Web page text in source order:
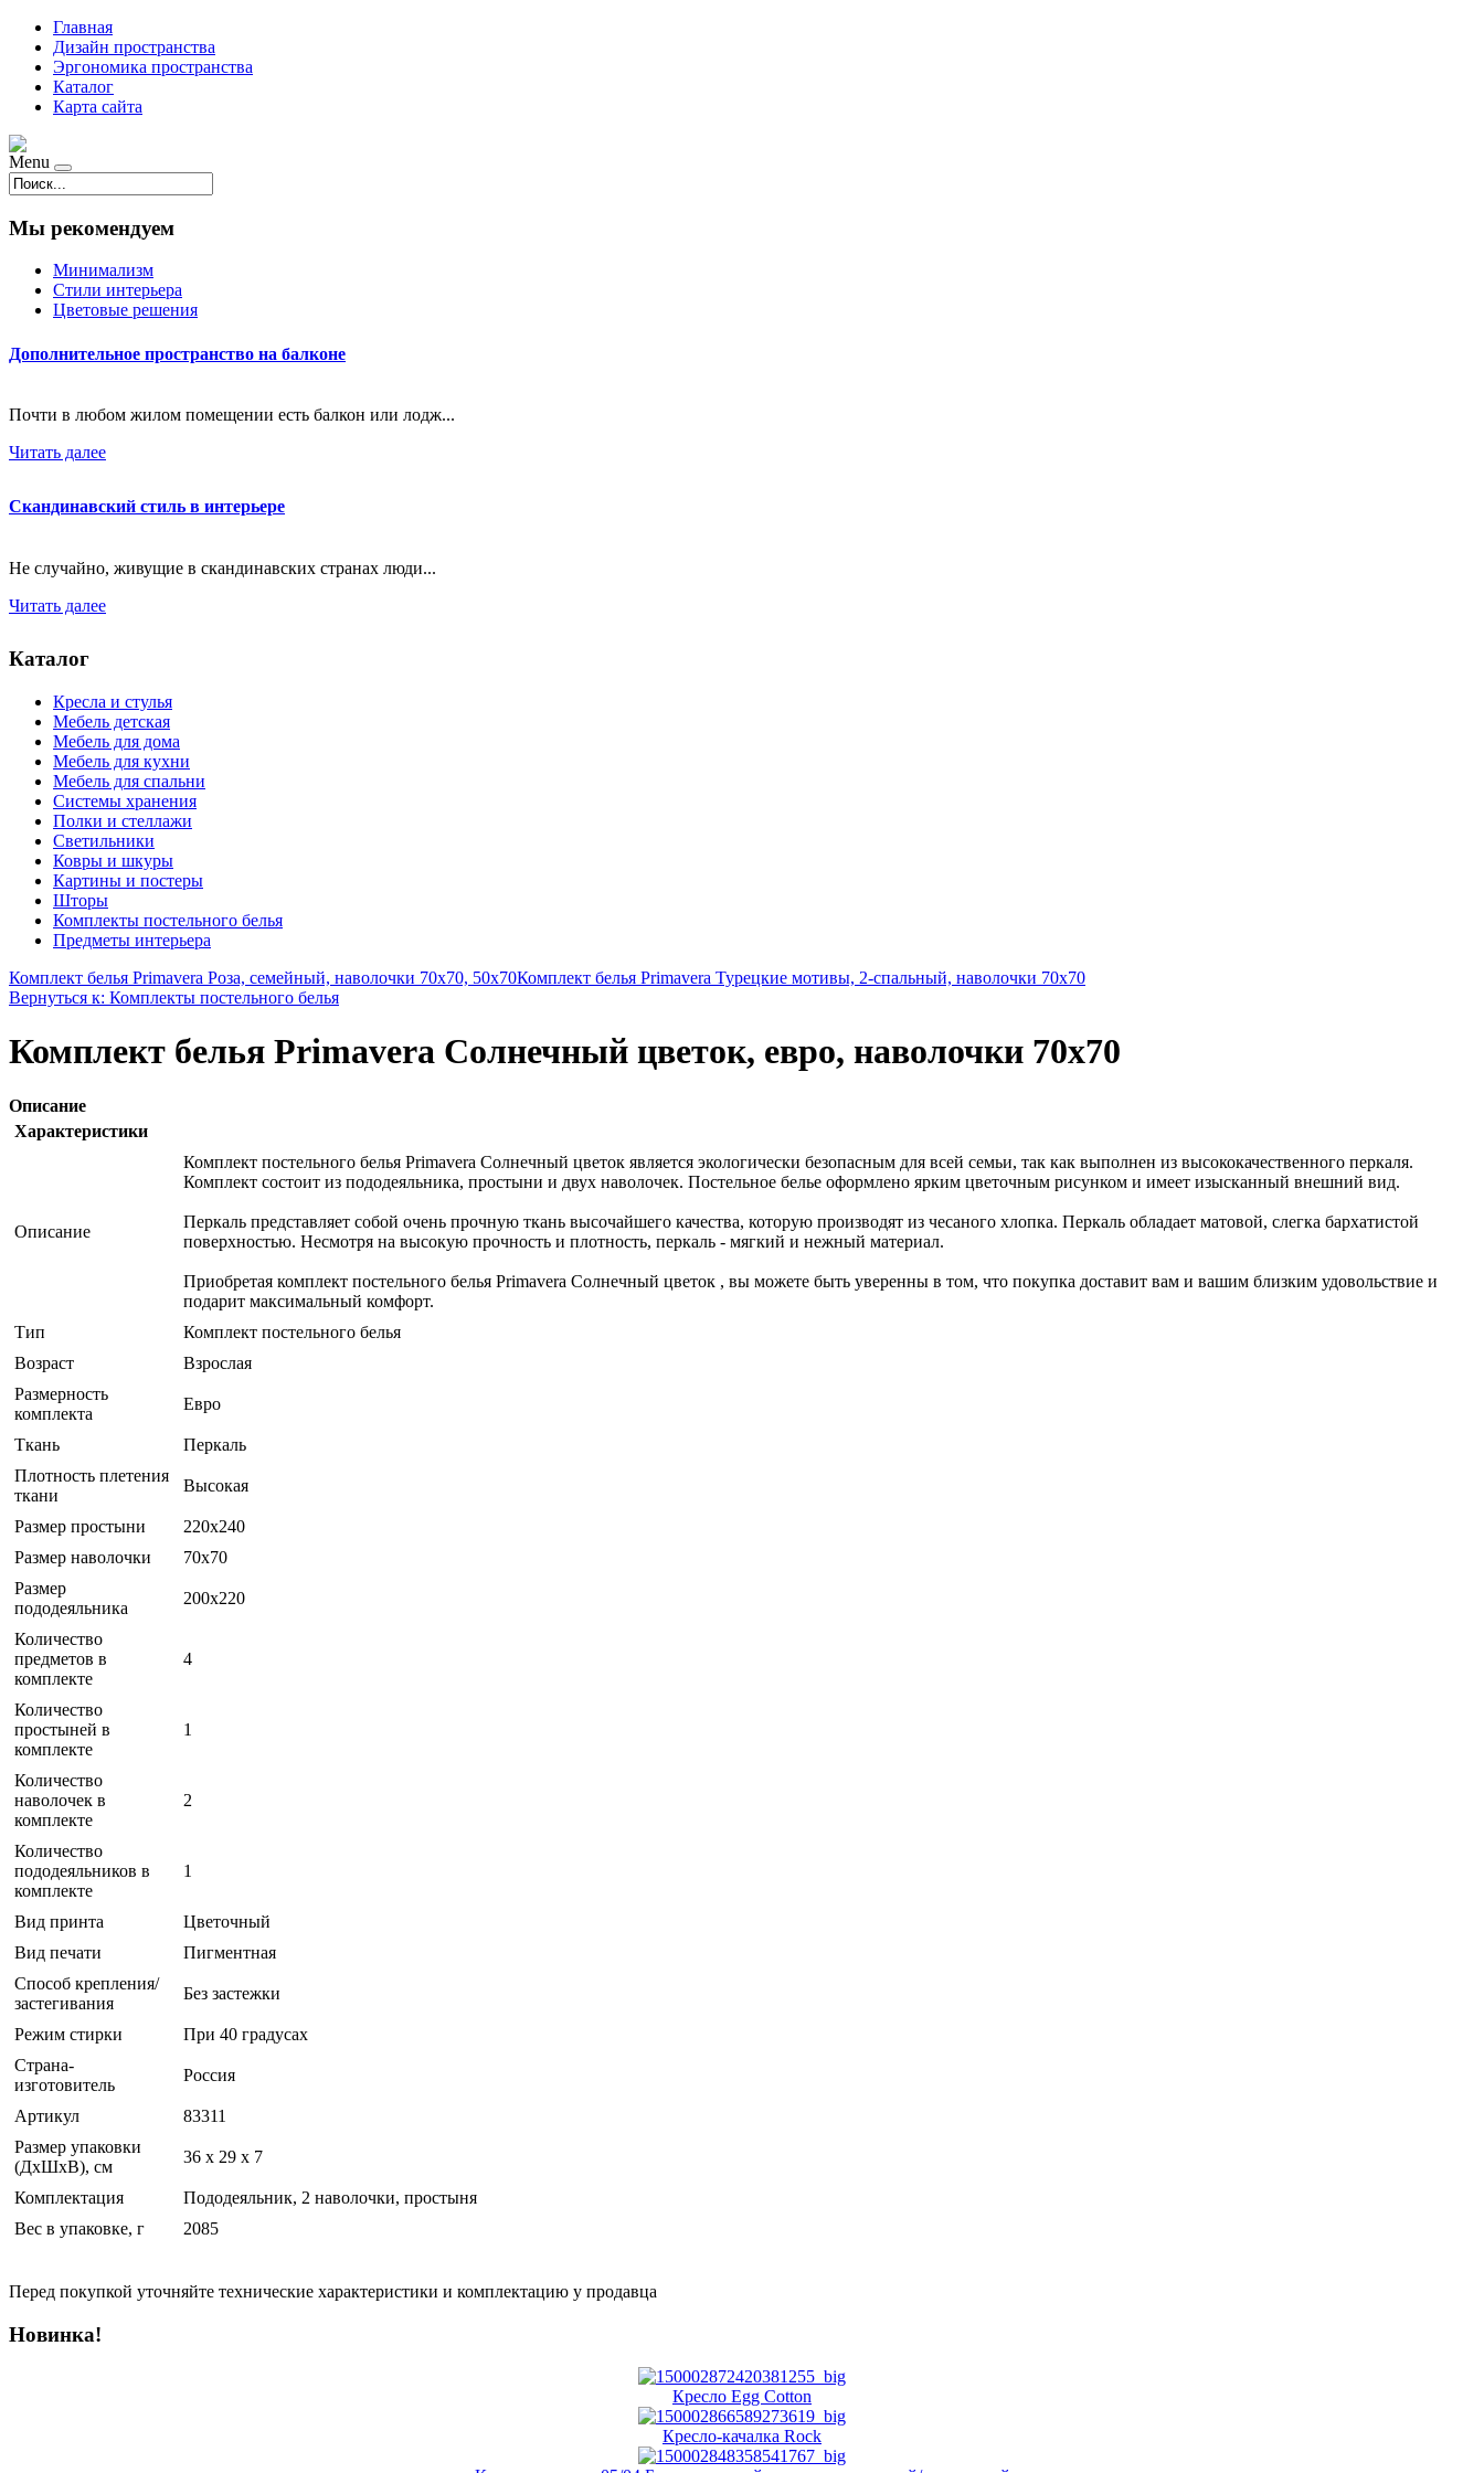
Главная
Дизайн пространства
Эргономика пространства
Каталог
Карта сайта
Menu
Мы рекомендуем
Минимализм
Стили интерьера
Цветовые решения
Дополнительное пространство на балконе
Почти в любом жилом помещении есть балкон или лодж...
Читать далее
Скандинавский стиль в интерьере
Не случайно, живущие в скандинавских странах люди...
Читать далее
Каталог
Кресла и стулья
Мебель детская
Мебель для дома
Мебель для кухни
Мебель для спальни
Системы хранения
Полки и стеллажи
Светильники
Ковры и шкуры
Картины и постеры
Шторы
Комплекты постельного белья
Предметы интерьера
Комплект белья Primavera Роза, семейный, наволочки 70x70, 50x70Комплект белья Primavera Турецкие мотивы, 2-спальный, наволочки 70x70
Вернуться к: Комплекты постельного белья
Комплект белья Primavera Солнечный цветок, евро, наволочки 70x70
Описание
Характеристики
Описание
Комплект постельного белья Primavera Солнечный цветок является экологически безопасным для всей семьи, так как выполнен из высококачественного перкаля.
Комплект состоит из пододеяльника, простыни и двух наволочек. Постельное белье оформлено ярким цветочным рисунком и имеет изысканный внешний вид.
Перкаль представляет собой очень прочную ткань высочайшего качества, которую производят из чесаного хлопка. Перкаль обладает матовой, слегка бархатистой
поверхностью. Несмотря на высокую прочность и плотность, перкаль - мягкий и нежный материал.
Приобретая комплект постельного белья Primavera Солнечный цветок , вы можете быть уверенны в том, что покупка доставит вам и вашим близким удовольствие и
подарит максимальный комфорт.
Тип
Комплект постельного белья
Возраст
Взрослая
Размерность
комплекта
Евро
Ткань
Перкаль
Плотность плетения
ткани
Высокая
Размер простыни
220x240
Размер наволочки
70x70
Размер
пододеяльника
200x220
Количество
предметов в
комплекте
4
Количество
простыней в
комплекте
1
Количество
наволочек в
комплекте
2
Количество
пододеяльников в
комплекте
1
Вид принта
Цветочный
Вид печати
Пигментная
Способ крепления/
застегивания
Без застежки
Режим стирки
При 40 градусах
Страна-
изготовитель
Россия
Артикул
83311
Размер упаковки
(ДхШхВ), см
36 x 29 x 7
Комплектация
Пододеяльник, 2 наволочки, простыня
Вес в упаковке, г
2085
Перед покупкой уточняйте технические характеристики и комплектацию у продавца
Новинка!
Кресло Egg Cotton
Кресло-качалка Rock